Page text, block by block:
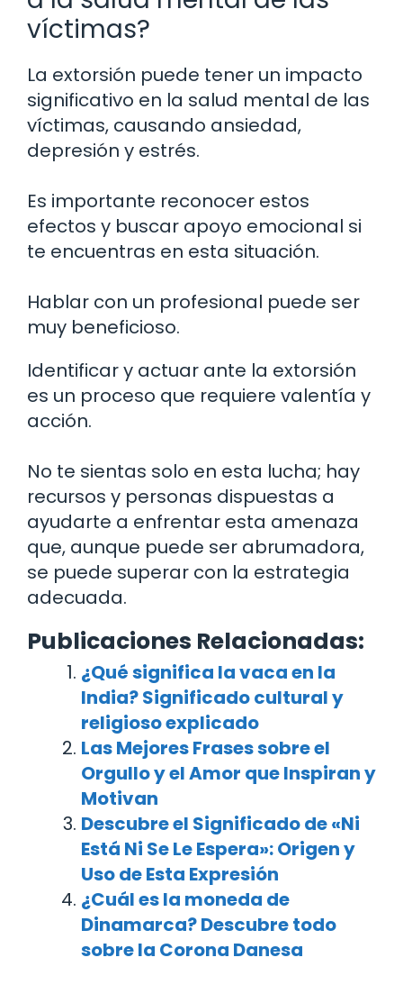
víctimas?
La extorsión puede tener un impacto
significativo en la salud mental de las
víctimas, causando ansiedad,
depresión y estrés.
Es importante reconocer estos
efectos y buscar apoyo emocional si
te encuentras en esta situación.
Hablar con un profesional puede ser
muy beneficioso.
Identificar y actuar ante la extorsión
es un proceso que requiere valentía y
acción.
No te sientas solo en esta lucha; hay
recursos y personas dispuestas a
ayudarte a enfrentar esta amenaza
que, aunque puede ser abrumadora,
se puede superar con la estrategia
adecuada.
Publicaciones Relacionadas:
¿Qué significa la vaca en la
India? Significado cultural y
religioso explicado
Las Mejores Frases sobre el
Orgullo y el Amor que Inspiran y
Motivan
Descubre el Significado de «Ni
Está Ni Se Le Espera»: Origen y
Uso de Esta Expresión
¿Cuál es la moneda de
Dinamarca? Descubre todo
sobre la Corona Danesa